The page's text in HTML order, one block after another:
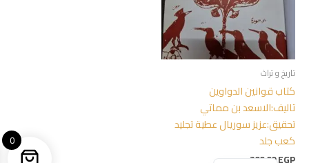
تاريخ و تراث
كتاب قوانين الدواوين
تاليف:الاسعد بن مماتي
تحقيق:عزيز سوريال عطية تجليد
كعب جلد
0